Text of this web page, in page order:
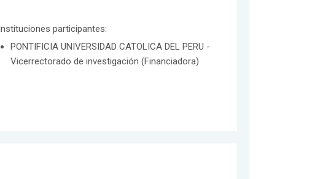
Instituciones participantes:
PONTIFICIA UNIVERSIDAD CATOLICA DEL PERU -
Vicerrectorado de investigación (Financiadora)